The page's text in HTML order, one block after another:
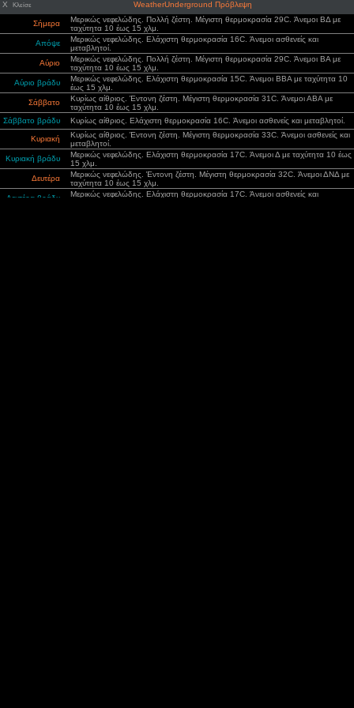
X Κλείσε WeatherUnderground Πρόβλεψη
Σήμερα
Μερικώς νεφελώδης. Πολλή ζέστη. Μέγιστη θερμοκρασία 29C. Άνεμοι ΒΔ με
ταχύτητα 10 έως 15 χλμ.
Απόψε
Μερικώς νεφελώδης. Ελάχιστη θερμοκρασία 16C. Άνεμοι ασθενείς και
μεταβλητοί.
Αύριο
Μερικώς νεφελώδης. Πολλή ζέστη. Μέγιστη θερμοκρασία 29C. Άνεμοι ΒΑ με
ταχύτητα 10 έως 15 χλμ.
Αύριο βράδυ
Μερικώς νεφελώδης. Ελάχιστη θερμοκρασία 15C. Άνεμοι ΒΒΑ με ταχύτητα 10
έως 15 χλμ.
Σάββατο
Κυρίως αίθριος. Έντονη ζέστη. Μέγιστη θερμοκρασία 31C. Άνεμοι ΑΒΑ με
ταχύτητα 10 έως 15 χλμ.
Σάββατο βράδυ
Κυρίως αίθριος. Ελάχιστη θερμοκρασία 16C. Άνεμοι ασθενείς και μεταβλητοί.
Κυριακή
Κυρίως αίθριος. Έντονη ζέστη. Μέγιστη θερμοκρασία 33C. Άνεμοι ασθενείς και
μεταβλητοί.
Κυριακή βράδυ
Μερικώς νεφελώδης. Ελάχιστη θερμοκρασία 17C. Άνεμοι Δ με ταχύτητα 10 έως
15 χλμ.
Δευτέρα
Μερικώς νεφελώδης. Έντονη ζέστη. Μέγιστη θερμοκρασία 32C. Άνεμοι ΔΝΔ με
ταχύτητα 10 έως 15 χλμ.
Δευτέρα βράδυ
Μερικώς νεφελώδης. Ελάχιστη θερμοκρασία 17C. Άνεμοι ασθενείς και